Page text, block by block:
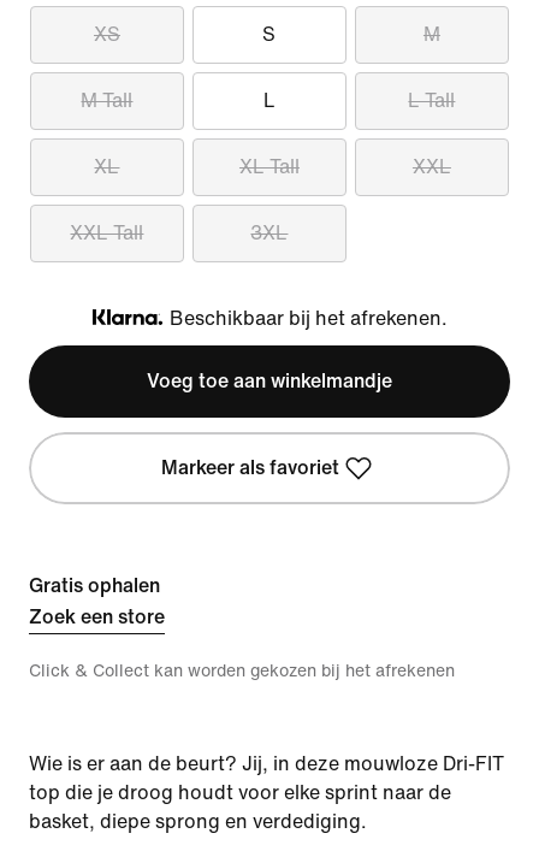
XS S M
M Tall L L Tall
XL XL Tall XXL
XXL Tall 3XL
Klarna
Beschikbaar bij het afrekenen.
Voeg toe aan winkelmandje
Markeer als favoriet
Gratis ophalen
Zoek een store
Click & Collect kan worden gekozen bij het afrekenen
Wie is er aan de beurt? Jij, in deze mouwloze Dri-FIT
top die je droog houdt voor elke sprint naar de
basket, diepe sprong en verdediging.